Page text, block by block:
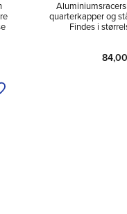
til ønskeliste
quarterkapper og
Findes i
84,00